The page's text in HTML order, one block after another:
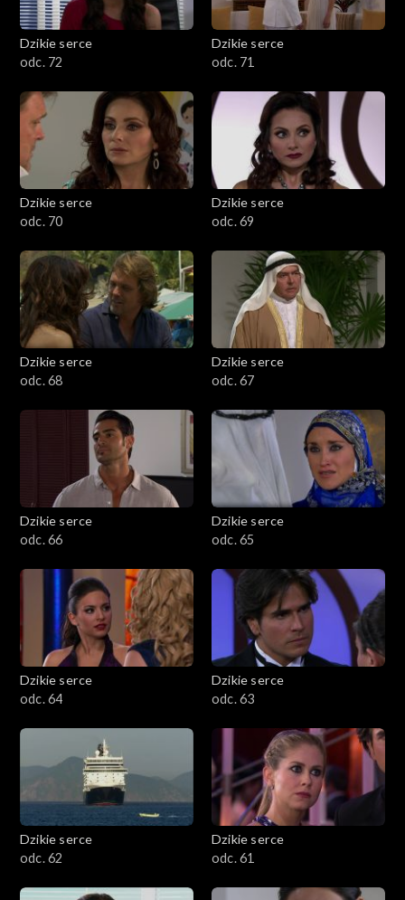
Dzikie serce
odc. 72
Dzikie serce
odc. 71
Dzikie serce
odc. 70
Dzikie serce
odc. 69
Dzikie serce
odc. 68
Dzikie serce
odc. 67
Dzikie serce
odc. 66
Dzikie serce
odc. 65
Dzikie serce
odc. 64
Dzikie serce
odc. 63
Dzikie serce
odc. 62
Dzikie serce
odc. 61